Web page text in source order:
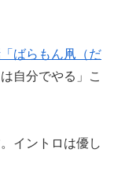
「ばらもん凧（だ
自分でやる」こ
イントロは優し